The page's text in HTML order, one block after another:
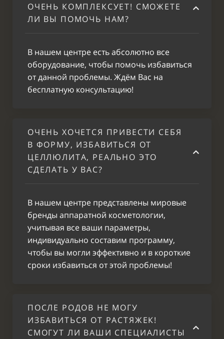
ОЧЕНЬ КОМПЛЕКСУЕТ! СМОЖЕТЕ
ЛИ ВЫ ПОМОЧЬ НАМ?
В нашем центре есть абсолютно все
оборудование, чтобы помочь избавиться
от данной проблемы. Ждём Вас на
бесплатную консультацию!
ОЧЕНЬ ХОЧЕТСЯ ПРИВЕСТИ СЕБЯ
В ФОРМУ, ИЗБАВИТЬСЯ ОТ
ЦЕЛЛЮЛИТА, РЕАЛЬНО ЭТО
СДЕЛАТЬ У ВАС?
В нашем центре представлены мировые
бренды аппаратной косметологии,
учитывая все ваши параметры,
индивидуально составим программу,
чтобы вы могли эффективно и в короткие
сроки избавиться от этой проблемы!
ПОСЛЕ РОДОВ НЕ МОГУ
ИЗБАВИТЬСЯ ОТ РАСТЯЖЕК!
СМОГУТ ЛИ ВАШИ СПЕЦИАЛИСТЫ